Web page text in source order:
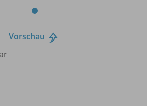
Vorschau